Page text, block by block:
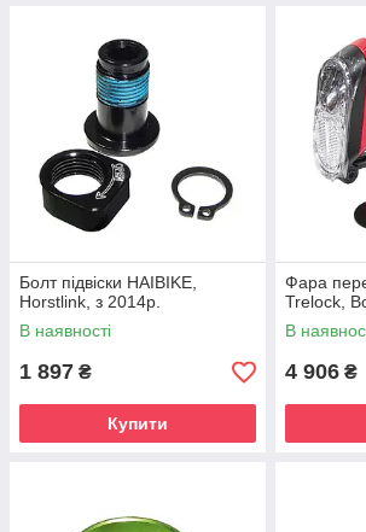
Болт підвіски HAIBIKE,
Horstlink, з 2014р.
В наявності
1 897 ₴
Купити
Фара
Trelock,
В
4 906 ₴